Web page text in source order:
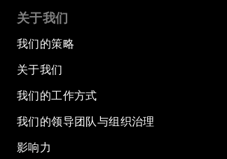
关于我们
我们的策略
关于我们
我们的工作方式
我们的领导团队与组织治理
影响力